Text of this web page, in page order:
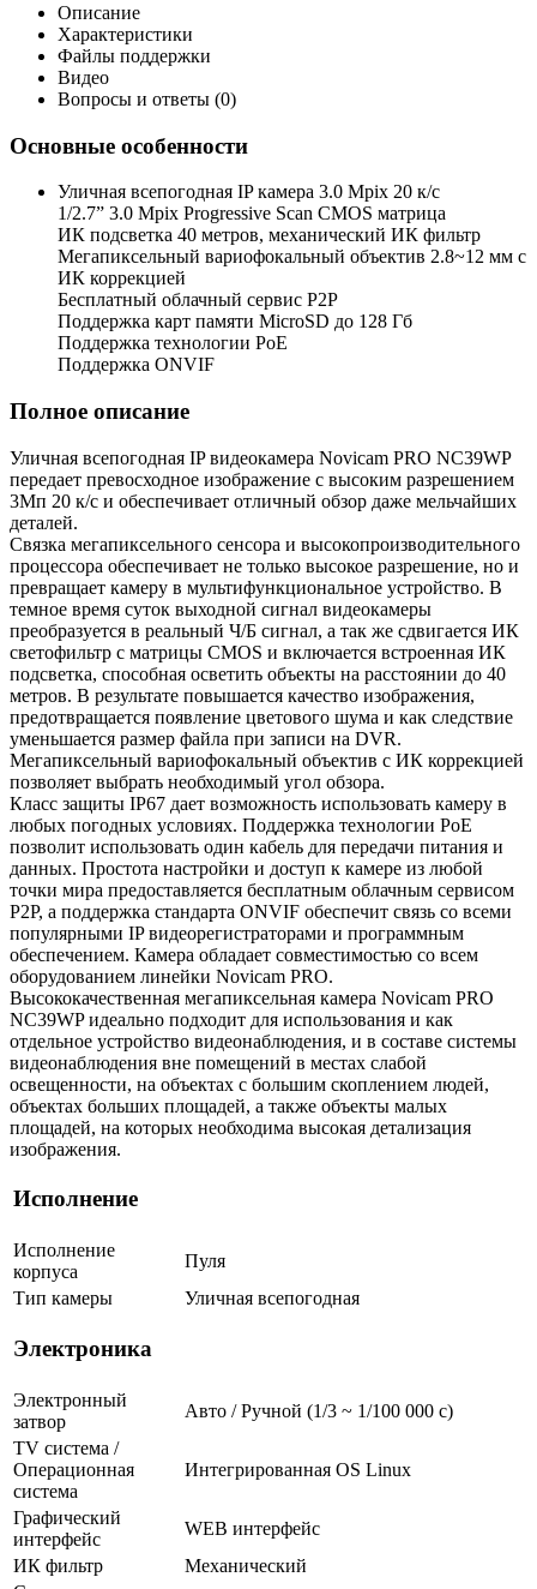
Описание
Характеристики
Файлы поддержки
Видео
Вопросы и ответы (0)
Основные особенности
Уличная всепогодная IP камера 3.0 Mpix 20 к/с
1/2.7” 3.0 Mpix Progressive Scan CMOS матрица
ИК подсветка 40 метров, механический ИК фильтр
Мегапиксельный вариофокальный объектив 2.8~12 мм c
ИК коррекцией
Бесплатный облачный сервис P2P
Поддержка карт памяти MicroSD до 128 Гб
Поддержка технологии PoE
Поддержка ONVIF
Полное описание
Уличная всепогодная IP видеокамера Novicam PRO NC39WP
передает превосходное изображение с высоким разрешением
3Мп 20 к/с и обеспечивает отличный обзор даже мельчайших
деталей.
Связка мегапиксельного сенсора и высокопроизводительного
процессора обеспечивает не только высокое разрешение, но и
превращает камеру в мультифункциональное устройство. В
темное время суток выходной сигнал видеокамеры
преобразуется в реальный Ч/Б сигнал, а так же сдвигается ИК
светофильтр с матрицы CMOS и включается встроенная ИК
подсветка, способная осветить объекты на расстоянии до 40
метров. В результате повышается качество изображения,
предотвращается появление цветового шума и как следствие
уменьшается размер файла при записи на DVR.
Мегапиксельный вариофокальный объектив с ИК коррекцией
позволяет выбрать необходимый угол обзора.
Класс защиты IP67 дает возможность использовать камеру в
любых погодных условиях. Поддержка технологии РоЕ
позволит использовать один кабель для передачи питания и
данных. Простота настройки и доступ к камере из любой
точки мира предоставляется бесплатным облачным сервисом
P2P, а поддержка стандарта ONVIF обеспечит связь со всеми
популярными IP видеорегистраторами и программным
обеспечением. Камера обладает совместимостью со всем
оборудованием линейки Novicam PRO.
Высококачественная мегапиксельная камера Novicam PRO
NC39WP идеально подходит для использования и как
отдельное устройство видеонаблюдения, и в составе системы
видеонаблюдения вне помещений в местах слабой
освещенности, на объектах с большим скоплением людей,
объектах больших площадей, а также объекты малых
площадей, на которых необходима высокая детализация
изображения.
Исполнение
Исполнение
корпуса
Пуля
Тип камеры
Уличная всепогодная
Электроника
Электронный
затвор
Авто / Ручной (1/3 ~ 1/100 000 с)
TV система /
Операционная
система
Интегрированная OS Linux
Графический
интерфейс
WEB интерфейс
ИК фильтр
Механический